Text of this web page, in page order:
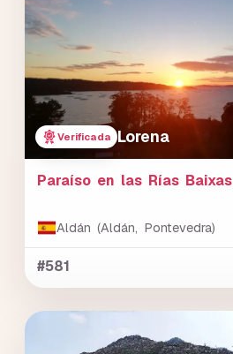
Verificada Lorena
Paraíso en las Rías Baixas
Aldán (Aldán, Pontevedra)
#581